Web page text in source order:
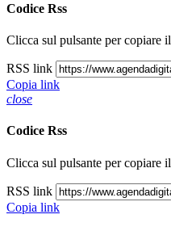
Codice Rss
Clicca sul pulsante per copiare
RSS link
Copia link
close
Codice Rss
Clicca sul pulsante per copiare
RSS link
Copia link